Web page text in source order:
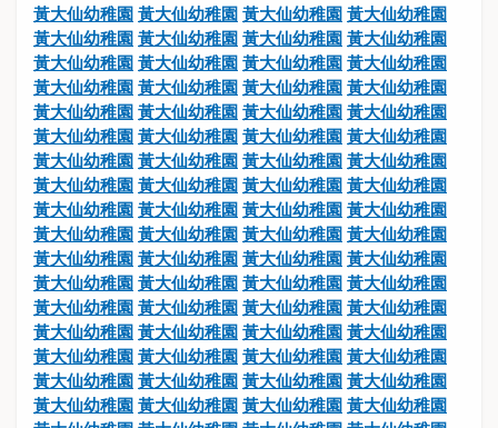
黃大仙幼稚園黃大仙幼稚園黃大仙幼稚園黃大仙幼稚園
黃大仙幼稚園黃大仙幼稚園黃大仙幼稚園黃大仙幼稚園
黃大仙幼稚園黃大仙幼稚園黃大仙幼稚園黃大仙幼稚園
黃大仙幼稚園黃大仙幼稚園黃大仙幼稚園黃大仙幼稚園
黃大仙幼稚園黃大仙幼稚園黃大仙幼稚園黃大仙幼稚園
黃大仙幼稚園黃大仙幼稚園黃大仙幼稚園黃大仙幼稚園
黃大仙幼稚園黃大仙幼稚園黃大仙幼稚園黃大仙幼稚園
黃大仙幼稚園黃大仙幼稚園黃大仙幼稚園黃大仙幼稚園
黃大仙幼稚園黃大仙幼稚園黃大仙幼稚園黃大仙幼稚園
黃大仙幼稚園黃大仙幼稚園黃大仙幼稚園黃大仙幼稚園
黃大仙幼稚園黃大仙幼稚園黃大仙幼稚園黃大仙幼稚園
黃大仙幼稚園黃大仙幼稚園黃大仙幼稚園黃大仙幼稚園
黃大仙幼稚園黃大仙幼稚園黃大仙幼稚園黃大仙幼稚園
黃大仙幼稚園黃大仙幼稚園黃大仙幼稚園黃大仙幼稚園
黃大仙幼稚園黃大仙幼稚園黃大仙幼稚園黃大仙幼稚園
黃大仙幼稚園黃大仙幼稚園黃大仙幼稚園黃大仙幼稚園
黃大仙幼稚園黃大仙幼稚園黃大仙幼稚園黃大仙幼稚園